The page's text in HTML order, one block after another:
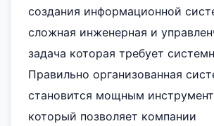
создания информационной
сложная инженерная и
задача которая требует
Правильно организованная
становится мощным
который позволяет компании